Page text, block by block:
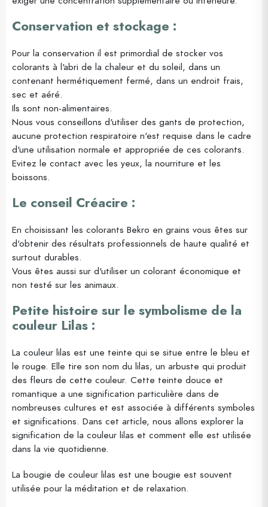
Conservation et stockage :
Pour la conservation il est primordial de stocker vos
colorants à l'abri de la chaleur et du soleil, dans un
contenant hermétiquement fermé, dans un endroit frais,
sec et aéré.
Ils sont non-alimentaires.
Nous vous conseillons d'utiliser des gants de protection,
aucune protection respiratoire n'est requise dans le cadre
d'une utilisation normale et appropriée de ces colorants.
Evitez le contact avec les yeux, la nourriture et les
boissons.
Le conseil Créacire :
En choisissant les colorants Bekro en grains vous êtes sur
d'obtenir des résultats professionnels de haute qualité et
surtout durables.
Vous êtes aussi sur d'utiliser un colorant économique et
non testé sur les animaux.
Petite histoire sur le symbolisme de la
couleur Lilas :
La couleur lilas est une teinte qui se situe entre le bleu et
le rouge. Elle tire son nom du lilas, un arbuste qui produit
des fleurs de cette couleur. Cette teinte douce et
romantique a une signification particulière dans de
nombreuses cultures et est associée à différents symboles
et significations. Dans cet article, nous allons explorer la
signification de la couleur lilas et comment elle est utilisée
dans la vie quotidienne.
La bougie de couleur lilas est une bougie est souvent
utilisée pour la méditation et de relaxation.